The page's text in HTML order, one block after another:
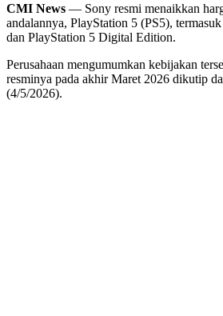
CMI News — Sony resmi menaikkan
andalannya, PlayStation 5 (PS5),
dan PlayStation 5 Digital Edition.
Perusahaan mengumumkan kebijakan
resminya pada akhir Maret 2026 dikutip
(4/5/2026).